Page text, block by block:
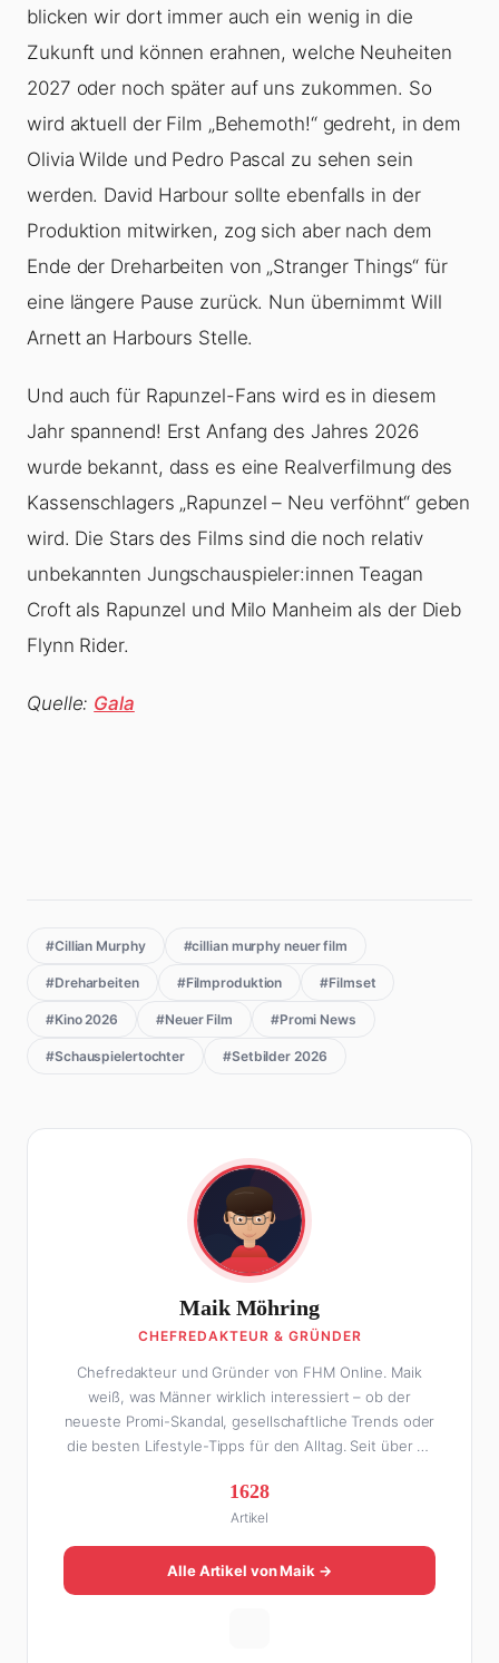
blicken wir dort immer auch ein wenig in die
Zukunft und können erahnen, welche Neuheiten
2027 oder noch später auf uns zukommen. So
wird aktuell der Film „Behemoth!“ gedreht, in dem
Olivia Wilde und Pedro Pascal zu sehen sein
werden. David Harbour sollte ebenfalls in der
Produktion mitwirken, zog sich aber nach dem
Ende der Dreharbeiten von „Stranger Things“ für
eine längere Pause zurück. Nun übernimmt Will
Arnett an Harbours Stelle.
Und auch für Rapunzel-Fans wird es in diesem
Jahr spannend! Erst Anfang des Jahres 2026
wurde bekannt, dass es eine Realverfilmung des
Kassenschlagers „Rapunzel – Neu verföhnt“ geben
wird. Die Stars des Films sind die noch relativ
unbekannten Jungschauspieler:innen Teagan
Croft als Rapunzel und Milo Manheim als der Dieb
Flynn Rider.
Quelle: Gala
#Cillian Murphy #cillian murphy neuer film
#Dreharbeiten #Filmproduktion #Filmset
#Kino 2026 #Neuer Film #Promi News
#Schauspielertochter #Setbilder 2026
Maik Möhring
CHEFREDAKTEUR & GRÜNDER
Chefredakteur und Gründer von FHM Online. Maik
weiß, was Männer wirklich interessiert – ob der
neueste Promi-Skandal, gesellschaftliche Trends oder
die besten Lifestyle-Tipps für den Alltag. Seit über 10
Online zu einer der führenden Männer-Lifestyle-
Plattformen im deutschsprachigen Raum aufgebaut.
Sein Weg dahin war alles andere als geradlinig: Die
eine Hälfte seines Lebens stand er in der
Gastronomie – mit allem, was dazugehört. Die andere
1628
Artikel
Alle Artikel von Maik →